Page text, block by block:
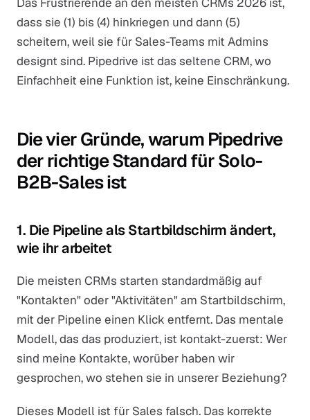
dass sie (1) bis (4) hinkriegen und dann (5)
scheitern, weil sie für Sales-Teams mit Admins
designt sind. Pipedrive ist das seltene CRM, wo
Einfachheit eine Funktion ist, keine Einschränkung.
Die vier Gründe, warum Pipedrive
der richtige Standard für Solo-
B2B-Sales ist
1. Die Pipeline als Startbildschirm ändert,
wie ihr arbeitet
Die meisten CRMs starten standardmäßig auf
"Kontakten" oder "Aktivitäten" am Startbildschirm,
mit der Pipeline einen Klick entfernt. Das mentale
Modell, das das produziert, ist kontakt-zuerst: Wer
sind meine Kontakte, worüber haben wir
gesprochen, wo stehen sie in unserer Beziehung?
Dieses Modell ist für Sales falsch. Das korrekte